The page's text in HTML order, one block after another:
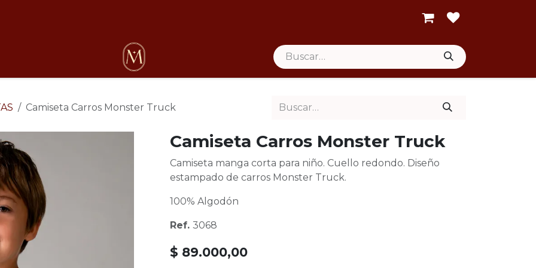
Camiseta Carros Monster Truck
Camiseta Carros Monster Truck
Camiseta manga corta para niño. Cuello redondo. Diseño
estampado de carros Monster Truck.
100% Algodón
Ref. 3068
$ 89.000,00